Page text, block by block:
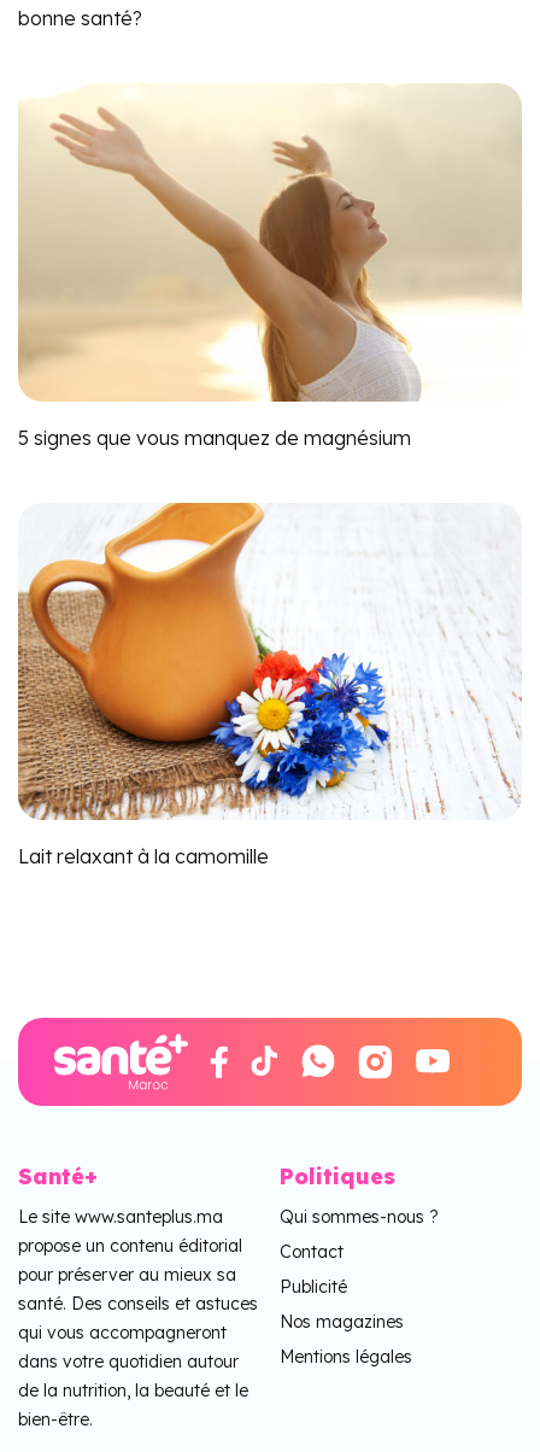
bonne santé?
5 signes que vous manquez de magnésium
Lait relaxant à la camomille
Santé+
Le site www.santeplus.ma
propose un contenu éditorial
pour préserver au mieux sa
santé. Des conseils et astuces
qui vous accompagneront
dans votre quotidien autour
de la nutrition, la beauté et le
bien-être.
Politiques
Qui sommes-nous ?
Contact
Publicité
Nos magazines
Mentions légales